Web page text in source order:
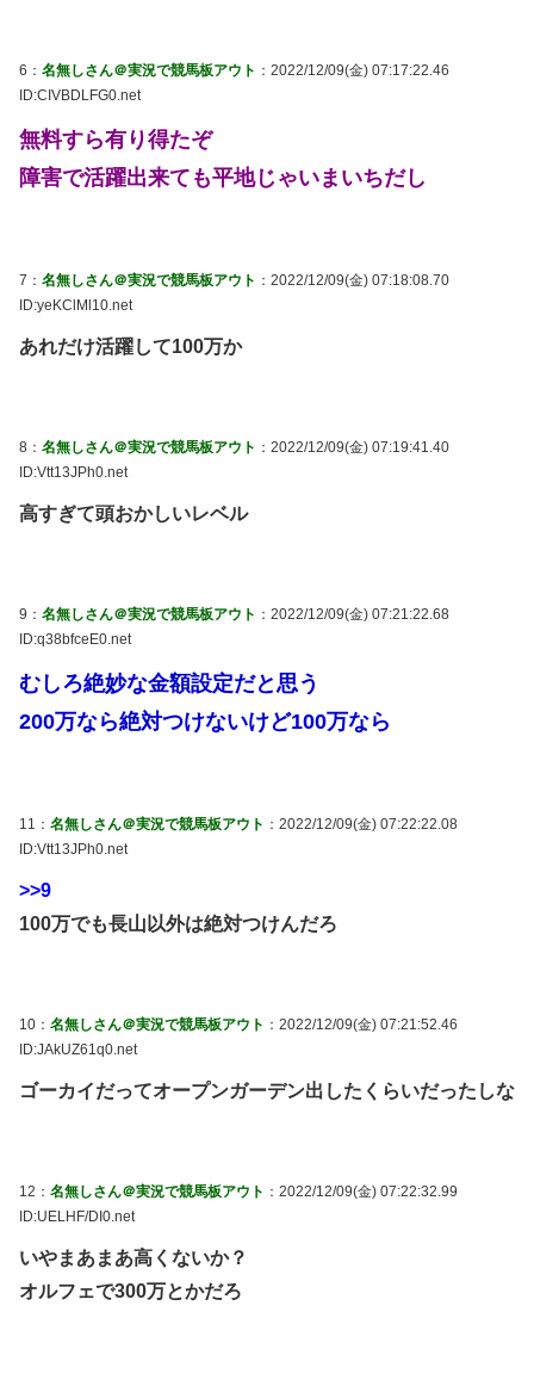
6： 名無しさん＠実況で競馬板アウト ：2022/12/09(金) 07:17:22.46
ID:CIVBDLFG0.net
無料すら有り得たぞ
障害で活躍出来ても平地じゃいまいちだし
7： 名無しさん＠実況で競馬板アウト ：2022/12/09(金) 07:18:08.70
ID:yeKClMl10.net
あれだけ活躍して100万か
8： 名無しさん＠実況で競馬板アウト ：2022/12/09(金) 07:19:41.40
ID:Vtt13JPh0.net
高すぎて頭おかしいレベル
9： 名無しさん＠実況で競馬板アウト ：2022/12/09(金) 07:21:22.68
ID:q38bfceE0.net
むしろ絶妙な金額設定だと思う
200万なら絶対つけないけど100万なら
11： 名無しさん＠実況で競馬板アウト ：2022/12/09(金) 07:22:22.08
ID:Vtt13JPh0.net
>>9
100万でも長山以外は絶対つけんだろ
10： 名無しさん＠実況で競馬板アウト ：2022/12/09(金) 07:21:52.46
ID:JAkUZ61q0.net
ゴーカイだってオープンガーデン出したくらいだったしな
12： 名無しさん＠実況で競馬板アウト ：2022/12/09(金) 07:22:32.99
ID:UELHF/DI0.net
いやまあまあ高くないか？
オルフェで300万とかだろ